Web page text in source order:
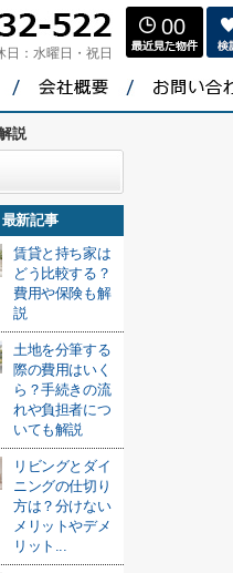
日： 水曜日・祝日
00
説
最新記事
賃貸と持ち家は
どう比較する？
費用や保険も解
説
土地を分筆する
際の費用はいく
ら？手続きの流
れや負担者につ
いても解説
リビングとダイ
ニングの仕切り
方は？分けない
メリットやデメ
リット...